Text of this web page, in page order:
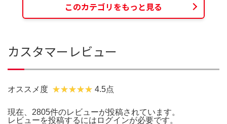
このカテゴリをもっと見る
カスタマーレビュー
オススメ度 4.5点
現在、2805件のレビューが投稿されています。
レビューを投稿するには ログインが必要です。